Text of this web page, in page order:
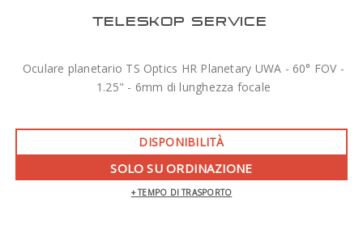
TELESKOP SERVICE
Oculare planetario TS Optics HR Planetary UWA - 60° FOV -
1.25" - 6mm di lunghezza focale
DISPONIBILITÀ
SOLO SU ORDINAZIONE
+ TEMPO DI TRASPORTO